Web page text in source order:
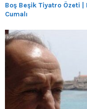
Boş Beşik Tiyatro Özeti |
Cumalı